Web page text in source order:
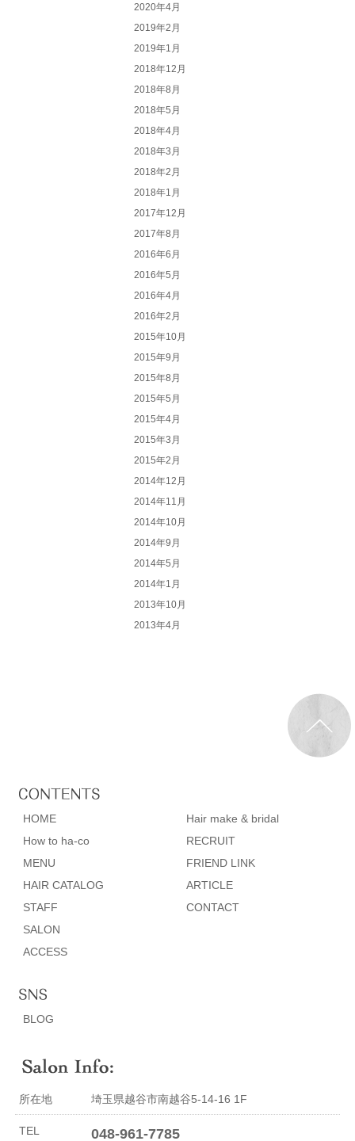
2020年4月
2019年2月
2019年1月
2018年12月
2018年8月
2018年5月
2018年4月
2018年3月
2018年2月
2018年1月
2017年12月
2017年8月
2016年6月
2016年5月
2016年4月
2016年2月
2015年10月
2015年9月
2015年8月
2015年5月
2015年4月
2015年3月
2015年2月
2014年12月
2014年11月
2014年10月
2014年9月
2014年5月
2014年1月
2013年10月
2013年4月
HOME
How to ha-co
MENU
HAIR CATALOG
STAFF
SALON
ACCESS
Hair make & bridal
RECRUIT
FRIEND LINK
ARTICLE
CONTACT
BLOG
所在地 埼玉県越谷市南越谷5-14-16 1F
TEL 048-961-7785